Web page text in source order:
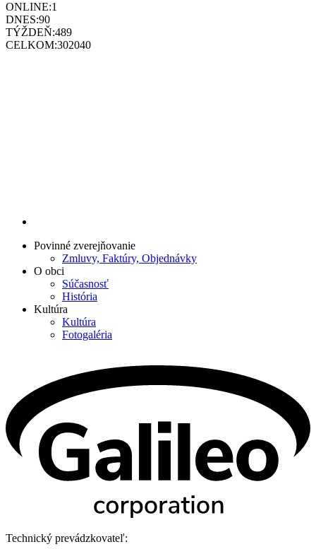
ONLINE:1
DNES:90
TÝŽDEŇ:489
CELKOM:302040
Povinné zverejňovanie
Zmluvy, Faktúry, Objednávky
O obci
Súčasnosť
História
Kultúra
Kultúra
Fotogaléria
Technický prevádzkovateľ: